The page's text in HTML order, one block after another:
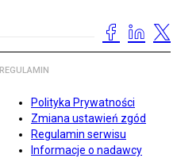
REGULAMIN
Polityka Prywatności
Zmiana ustawień zgód
Regulamin serwisu
Informacje o nadawcy